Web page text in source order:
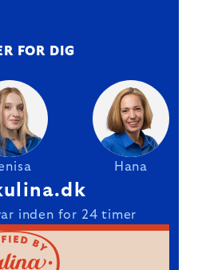
FOR DIG
Hana
inden for 24 timer